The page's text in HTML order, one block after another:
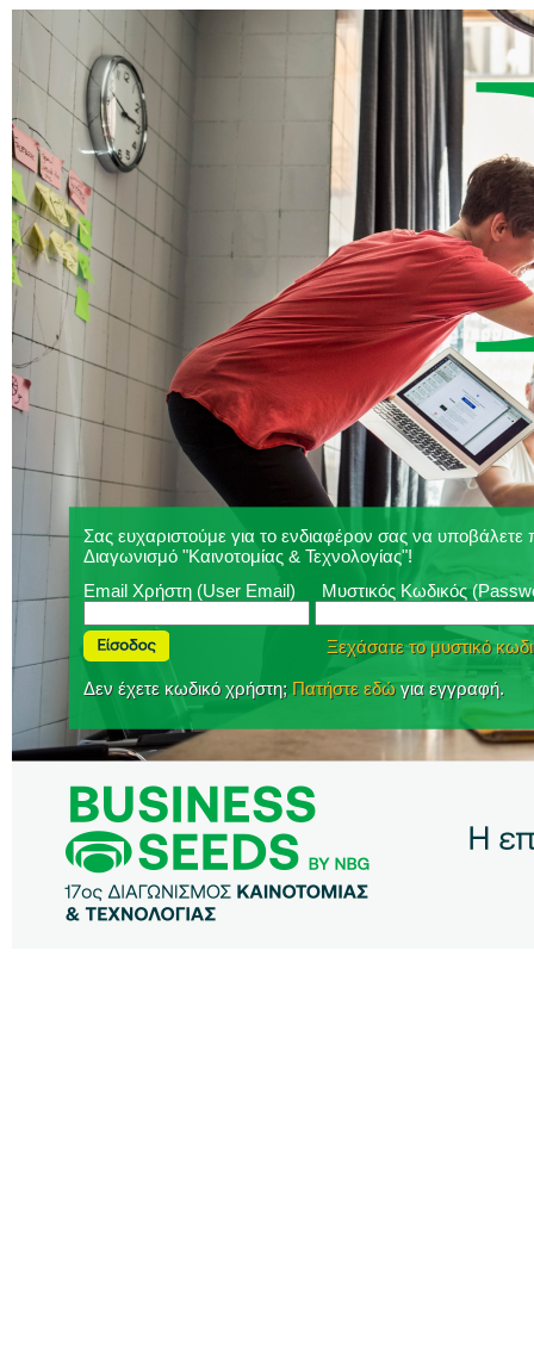
Σας ευχαριστούμε για το ενδιαφέρον σας να υποβάλετε
Διαγωνισμό "Καινοτομίας & Τεχνολογίας"!
Email Χρήστη (User Email)
Μυστικός Κωδικός
Ξεχάσατε το μυστικό
Δεν έχετε κωδικό χρήστη; Πατήστε εδώ για εγγραφή.